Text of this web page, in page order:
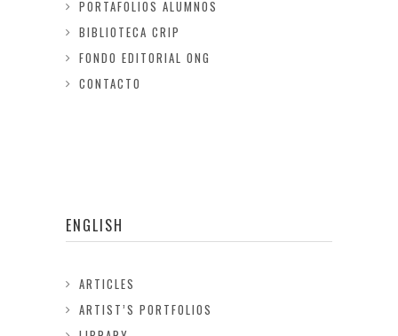
PORTAFOLIOS ALUMNOS
BIBLIOTECA CRIP
FONDO EDITORIAL ONG
CONTACTO
ENGLISH
ARTICLES
ARTIST’S PORTFOLIOS